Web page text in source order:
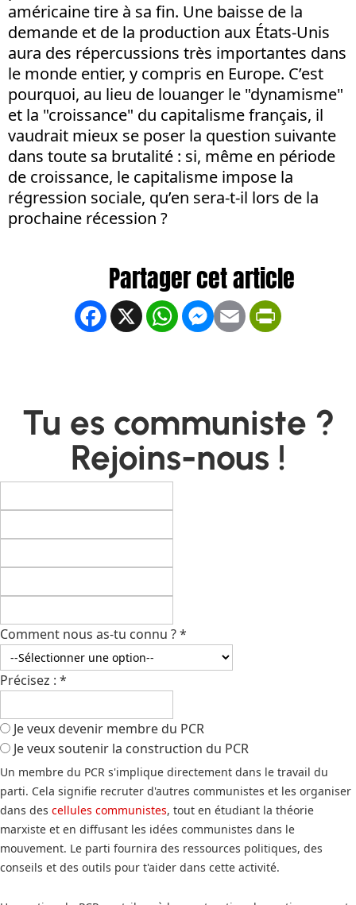
américaine tire à sa fin. Une baisse de la
demande et de la production aux États-Unis
aura des répercussions très importantes dans
le monde entier, y compris en Europe. C’est
pourquoi, au lieu de louanger le "dynamisme"
et la "croissance" du capitalisme français, il
vaudrait mieux se poser la question suivante
dans toute sa brutalité : si, même en période
de croissance, le capitalisme impose la
régression sociale, qu’en sera-t-il lors de la
prochaine récession ?
Facebook
X WhatsApp
Messenger
Email
Tu es communiste ?
Rejoins-nous !
Comment nous as-tu connu ?*
Précisez : *
Je veux devenir membre du PCR
Je veux soutenir la construction du PCR
Un membre du PCR s'implique directement dans le travail du
parti. Cela signifie recruter d'autres communistes et les organiser
dans des cellules communistes, tout en étudiant la théorie
marxiste et en diffusant les idées communistes dans le
mouvement. Le parti fournira des ressources politiques, des
conseils et des outils pour t'aider dans cette activité.